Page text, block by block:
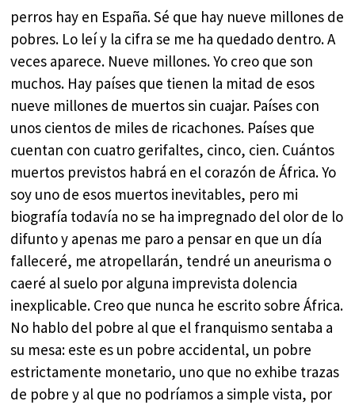
perros hay en España. Sé que hay nueve millones de
pobres. Lo leí y la cifra se me ha quedado dentro. A
veces aparece. Nueve millones. Yo creo que son
muchos. Hay países que tienen la mitad de esos
nueve millones de muertos sin cuajar. Países con
unos cientos de miles de ricachones. Países que
cuentan con cuatro gerifaltes, cinco, cien. Cuántos
muertos previstos habrá en el corazón de África. Yo
soy uno de esos muertos inevitables, pero mi
biografía todavía no se ha impregnado del olor de lo
difunto y apenas me paro a pensar en que un día
falleceré, me atropellarán, tendré un aneurisma o
caeré al suelo por alguna imprevista dolencia
inexplicable. Creo que nunca he escrito sobre África.
No hablo del pobre al que el franquismo sentaba a
su mesa: este es un pobre accidental, un pobre
estrictamente monetario, uno que no exhibe trazas
de pobre y al que no podríamos a simple vista, por